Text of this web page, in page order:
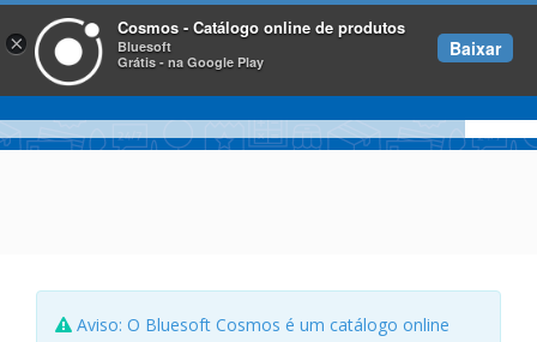
Aviso: O Bluesoft Cosmos é um catálogo online
×
Cosmos - Catálogo online de produtos
Bluesoft
Grátis - na Google Play
Baixar